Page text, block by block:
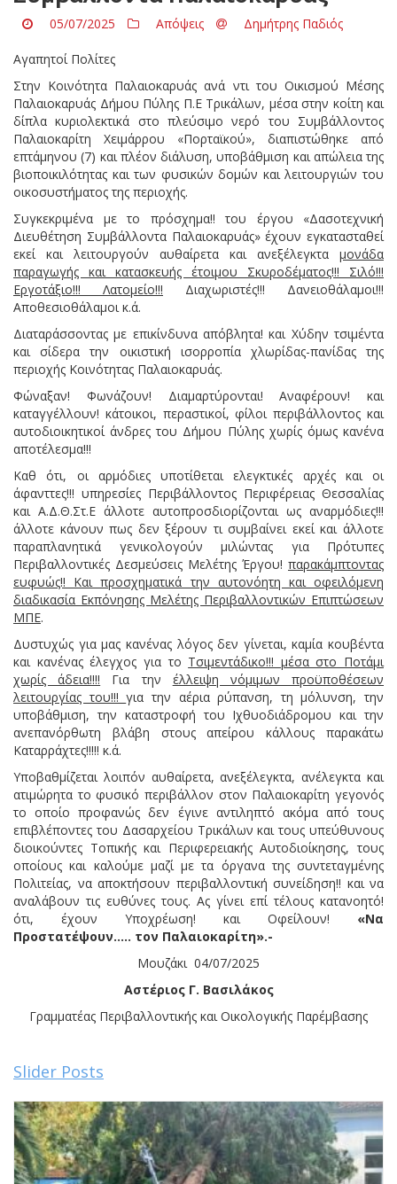
05/07/2025 Απόψεις Δημήτρης Παδιός
Αγαπητοί Πολίτες
Στην Κοινότητα Παλαιοκαρυάς ανά ντι του Οικισμού Μέσης
Παλαιοκαρυάς Δήμου Πύλης Π.Ε Τρικάλων, μέσα στην κοίτη και
δίπλα κυριολεκτικά στο πλεύσιμο νερό του Συμβάλλοντος
Παλαιοκαρίτη Χειμάρρου «Πορταϊκού», διαπιστώθηκε από
επτάμηνου (7) και πλέον διάλυση, υποβάθμιση και απώλεια της
βιοποικιλότητας και των φυσικών δομών και λειτουργιών του
οικοσυστήματος της περιοχής.
Συγκεκριμένα με το πρόσχημα!! του έργου «Δασοτεχνική
Διευθέτηση Συμβάλλοντα Παλαιοκαρυάς» έχουν εγκατασταθεί
εκεί και λειτουργούν αυθαίρετα και ανεξέλεγκτα μονάδα
παραγωγής και κατασκευής έτοιμου Σκυροδέματος!!! Σιλό!!!
Εργοτάξιο!!! Λατομείο!!! Διαχωριστές!!! Δανειοθάλαμοι!!!
Αποθεσιοθάλαμοι κ.ά.
Διαταράσσοντας με επικίνδυνα απόβλητα! και Χύδην τσιμέντα
και σίδερα την οικιστική ισορροπία χλωρίδας-πανίδας της
περιοχής Κοινότητας Παλαιοκαρυάς.
Φώναξαν! Φωνάζουν! Διαμαρτύρονται! Αναφέρουν! και
καταγγέλλουν! κάτοικοι, περαστικοί, φίλοι περιβάλλοντος και
αυτοδιοικητικοί άνδρες του Δήμου Πύλης χωρίς όμως κανένα
αποτέλεσμα!!!
Καθ ότι, οι αρμόδιες υποτίθεται ελεγκτικές αρχές και οι
άφανττες!!! υπηρεσίες Περιβάλλοντος Περιφέρειας Θεσσαλίας
και Α.Δ.Θ.Στ.Ε άλλοτε αυτοπροσδιορίζονται ως αναρμόδιες!!!
άλλοτε κάνουν πως δεν ξέρουν τι συμβαίνει εκεί και άλλοτε
παραπλανητικά γενικολογούν μιλώντας για Πρότυπες
Περιβαλλοντικές Δεσμεύσεις Μελέτης Έργου! παρακάμπτοντας
ευφυώς!! Και προσχηματικά την αυτονόητη και οφειλόμενη
διαδικασία Εκπόνησης Μελέτης Περιβαλλοντικών Επιπτώσεων
ΜΠΕ.
Δυστυχώς για μας κανένας λόγος δεν γίνεται, καμία κουβέντα
και κανένας έλεγχος για το Τσιμεντάδικο!!! μέσα στο Ποτάμι
χωρίς άδεια!!!! Για την έλλειψη νόμιμων προϋποθέσεων
λειτουργίας του!!!για την αέρια ρύπανση, τη μόλυνση, την
υποβάθμιση, την καταστροφή του Ιχθυοδιάδρομου και την
ανεπανόρθωτη βλάβη στους απείρου κάλλους παρακάτω
Καταρράχτες!!!!! κ.ά.
Υποβαθμίζεται λοιπόν αυθαίρετα, ανεξέλεγκτα, ανέλεγκτα και
ατιμώρητα το φυσικό περιβάλλον στον Παλαιοκαρίτη γεγονός
το οποίο προφανώς δεν έγινε αντιληπτό ακόμα από τους
επιβλέποντες του Δασαρχείου Τρικάλων και τους υπεύθυνους
διοικούντες Τοπικής και Περιφερειακής Αυτοδιοίκησης, τους
οποίους και καλούμε μαζί με τα όργανα της συντεταγμένης
Πολιτείας, να αποκτήσουν περιβαλλοντική συνείδηση!! και να
αναλάβουν τις ευθύνες τους. Ας γίνει επί τέλους κατανοητό!
ότι, έχουν Υποχρέωση! και Οφείλουν! «Να
Προστατέψουν….. τον Παλαιοκαρίτη».-
Μουζάκι 04/07/2025
Αστέριος Γ. Βασιλάκος
Γραμματέας Περιβαλλοντικής και Οικολογικής Παρέμβασης
Slider Posts